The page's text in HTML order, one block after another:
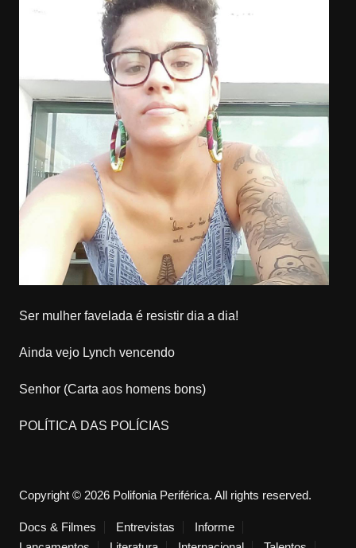
Ser mulher favelada é resistir dia a dia!
Ainda vejo Lynch vencendo
Senhor (Carta aos homens bons)
POLÍTICA DAS POLÍCIAS
Copyright © 2026 Polifonia Periférica. All rights reserved.
Docs & Filmes Entrevistas
Informe